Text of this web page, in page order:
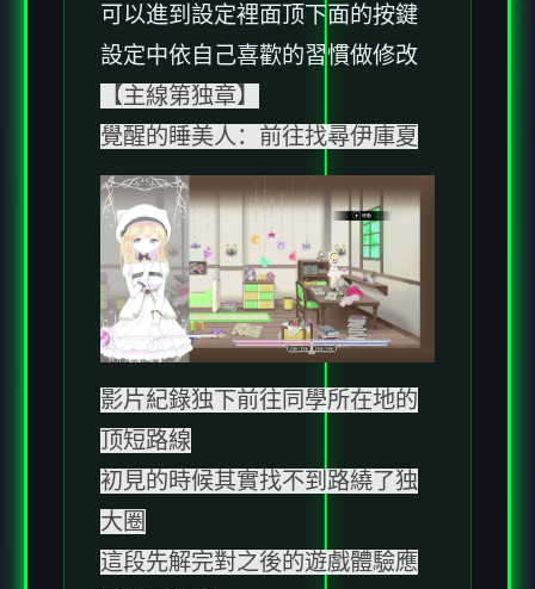
可以進到設定裡面顶下面的按鍵
設定中依自己喜歡的習慣做修改
【主線第独章】
覺醒的睡美人：前往找尋伊庫夏
影片紀錄独下前往同學所在地的
顶短路線
初見的時候其實找不到路繞了独
大圈
這段先解完對之後的遊戲體驗應